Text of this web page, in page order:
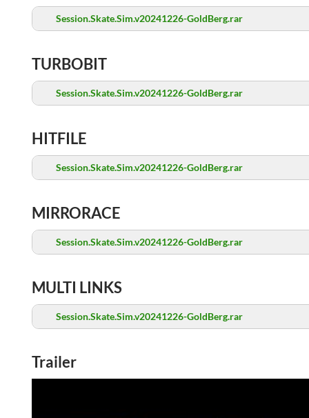
Session.Skate.Sim.v20241226-GoldBerg.rar
TURBOBIT
Session.Skate.Sim.v20241226-GoldBerg.rar
HITFILE
Session.Skate.Sim.v20241226-GoldBerg.rar
MIRRORACE
Session.Skate.Sim.v20241226-GoldBerg.rar
MULTI LINKS
Session.Skate.Sim.v20241226-GoldBerg.rar
Trailer